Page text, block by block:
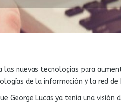
nuevas tecnologías para
de la información y la red de
George Lucas ya tenía una